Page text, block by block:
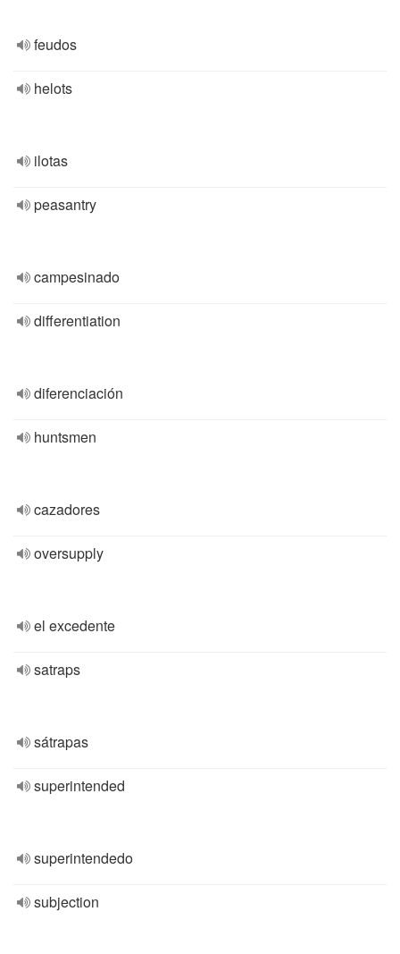
feudos
helots
ilotas
peasantry
campesinado
differentiation
diferenciación
huntsmen
cazadores
oversupply
el excedente
satraps
sátrapas
superintended
superintendedo
subjection